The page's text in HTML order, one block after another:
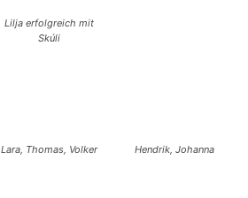
Lilja erfolgreich mit
Skúli
Lara, Thomas, Volker Hendrik, Johanna